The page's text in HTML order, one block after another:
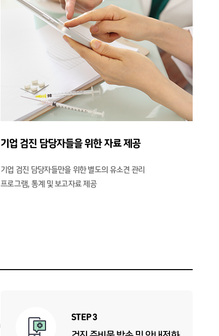
기업 검진 담당자들을 위한 자료 제공
기업 검진 담당자들만을 위한 별도의 유소견 관리
프로그램, 통계 및 보고자료 제공
STEP 3